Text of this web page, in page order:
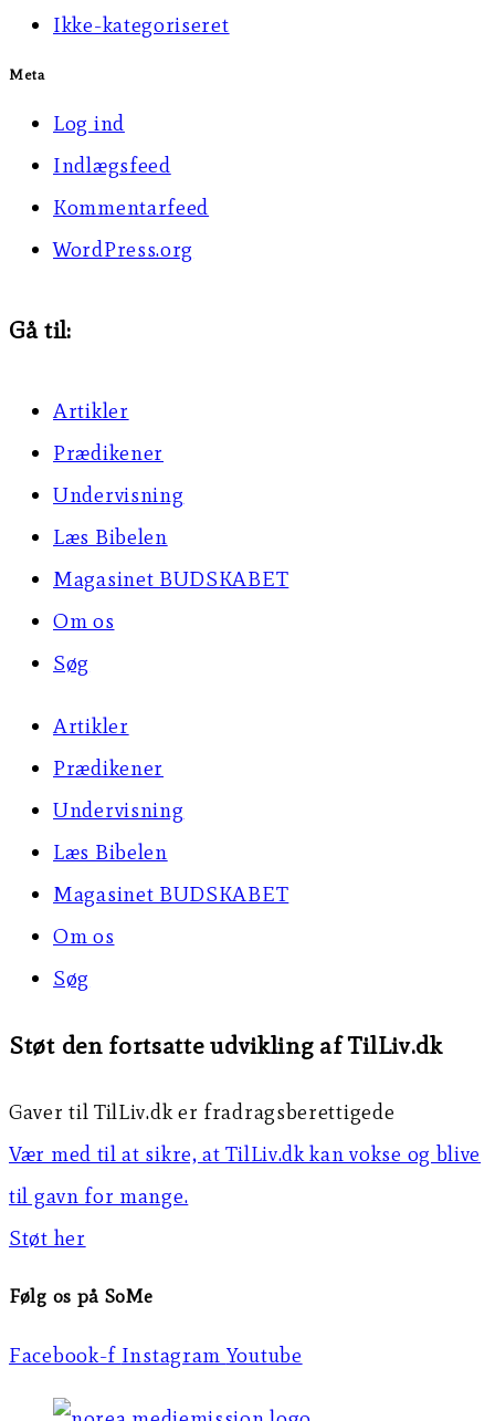
Ikke-kategoriseret
Meta
Log ind
Indlægsfeed
Kommentarfeed
WordPress.org
Gå til:
Artikler
Prædikener
Undervisning
Læs Bibelen
Magasinet BUDSKABET
Om os
Søg
Artikler
Prædikener
Undervisning
Læs Bibelen
Magasinet BUDSKABET
Om os
Søg
Støt den fortsatte udvikling af TilLiv.dk
Gaver til TilLiv.dk er fradragsberettigede
Vær med til at sikre, at TilLiv.dk kan vokse og blive
til gavn for mange.
Støt her
Følg os på SoMe
Facebook-f Instagram Youtube